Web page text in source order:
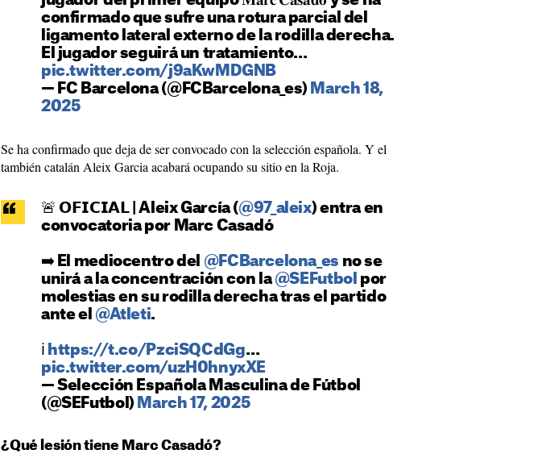
confirmado que sufre una rotura parcial del
ligamento lateral externo de la rodilla derecha.
El jugador seguirá un tratamiento…
pic.twitter.com/j9aKwMDGNB
— FC Barcelona (@FCBarcelona_es) March 18,
2025
Se ha confirmado que deja de ser convocado con la selección española. Y el
también catalán Aleix Garcia acabará ocupando su sitio en la Roja.
🚨 𝗢𝗙𝗜𝗖𝗜𝗔𝗟 | Aleix García (@97_aleix) entra en
convocatoria por Marc Casadó
⁠➡️ El mediocentro del @FCBarcelona_es no se
unirá a la concentración con la @SEFutbol por
molestias en su rodilla derecha tras el partido
ante el @Atleti.
ℹ️ https://t.co/PzciSQCdGg…
pic.twitter.com/uzH0hnyxXE
— Selección Española Masculina de Fútbol
(@SEFutbol) March 17, 2025
¿Qué lesión tiene Marc Casadó?